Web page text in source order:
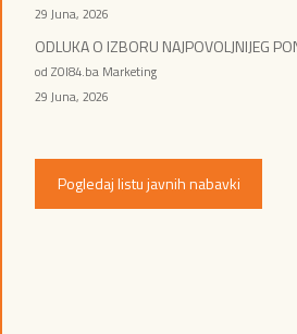
29 Juna, 2026
ODLUKA O IZBORU NAJPOVOLJNIJEG
od ZOI84.ba Marketing
29 Juna, 2026
Pogledaj listu javnih nabavki